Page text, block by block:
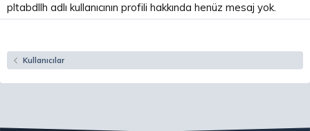
pltabdllh adlı kullanıcının profili hakkında henüz mesaj yok.
Kullanıcılar